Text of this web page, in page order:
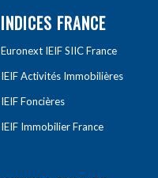
INDICES FRANCE
Euronext IEIF SIIC France
IEIF Activités Immobilières
IEIF Foncières
IEIF Immobilier France